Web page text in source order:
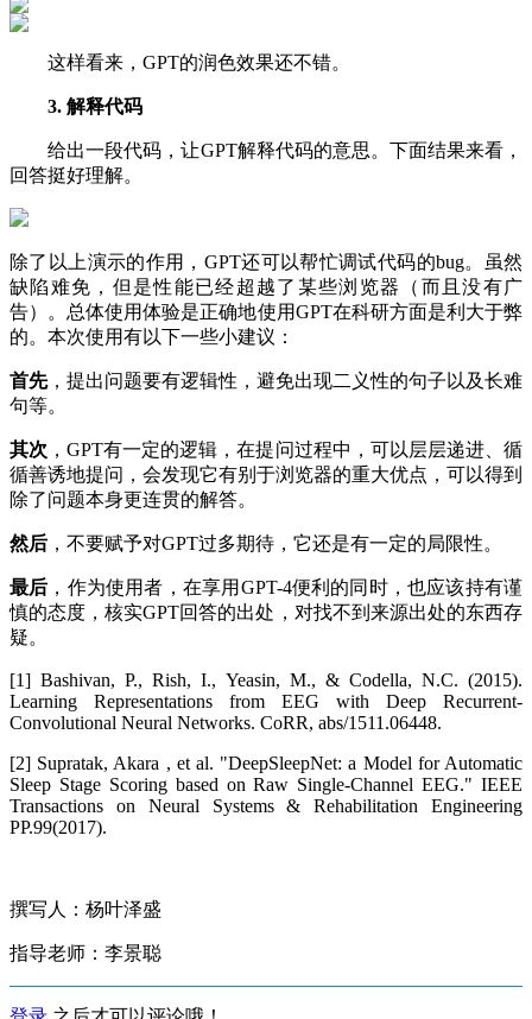
这样看来，GPT的润色效果还不错。
3. 解释代码
给出一段代码，让GPT解释代码的意思。下面结果来看，
回答挺好理解。
除了以上演示的作用，GPT还可以帮忙调试代码的bug。虽然
缺陷难免，但是性能已经超越了某些浏览器（而且没有广
告）。总体使用体验是正确地使用GPT在科研方面是利大于弊
的。本次使用有以下一些小建议：
首先，提出问题要有逻辑性，避免出现二义性的句子以及长难
句等。
其次 ，GPT有一定的逻辑，在提问过程中，可以层层递进、循
循善诱地提问，会发现它有别于浏览器的重大优点，可以得到
除了问题本身更连贯的解答。
然后 ，不要赋予对GPT过多期待，它还是有一定的局限性。
最后 ，作为使用者，在享用GPT-4便利的同时，也应该持有谨
慎的态度，核实GPT回答的出处，对找不到来源出处的东西存
疑。
[1] Bashivan, P., Rish, I., Yeasin, M., & Codella, N.C. (2015).
Learning Representations from EEG with Deep Recurrent-
Convolutional Neural Networks. CoRR, abs/1511.06448.
[2] Supratak, Akara , et al. "DeepSleepNet: a Model for Automatic
Sleep Stage Scoring based on Raw Single-Channel EEG." IEEE
Transactions on Neural Systems & Rehabilitation Engineering
PP.99(2017).
撰写人：杨叶泽盛
指导老师：李景聪